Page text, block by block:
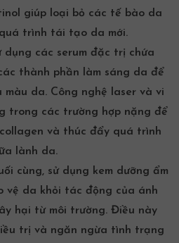
giúp loại bỏ các tế bào da
trình tái tạo da mới.
dụng các serum đặc trị chứa
thành phần làm sáng da để
màu da. Công nghệ laser và vi
trong các trường hợp nặng để
và thúc đẩy quá trình
lành da.
cùng, sử dụng kem dưỡng ẩm
vệ da khỏi tác động của ánh
hại từ môi trường. Điều này
trị và ngăn ngừa tình trạng